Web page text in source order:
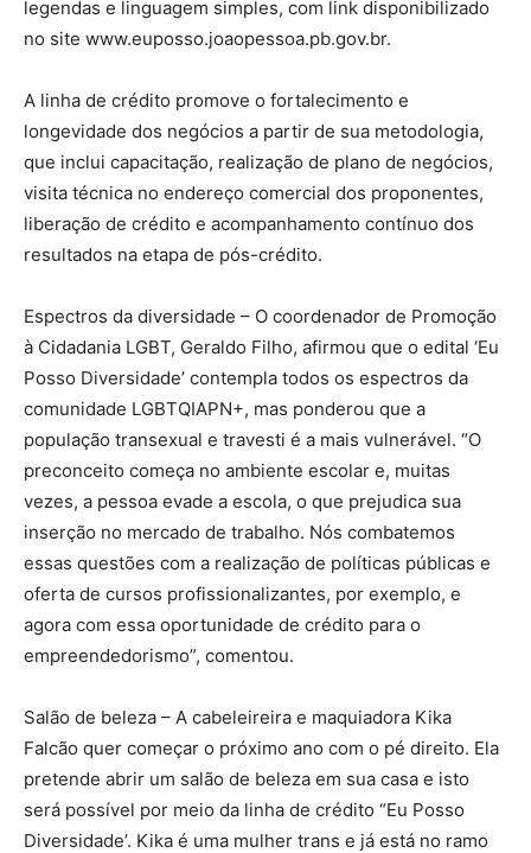
legendas e linguagem simples, com link disponibilizado
no site www.euposso.joaopessoa.pb.gov.br.
A linha de crédito promove o fortalecimento e
longevidade dos negócios a partir de sua metodologia,
que inclui capacitação, realização de plano de negócios,
visita técnica no endereço comercial dos proponentes,
liberação de crédito e acompanhamento contínuo dos
resultados na etapa de pós-crédito.
Espectros da diversidade – O coordenador de Promoção
à Cidadania LGBT, Geraldo Filho, afirmou que o edital ‘Eu
Posso Diversidade’ contempla todos os espectros da
comunidade LGBTQIAPN+, mas ponderou que a
população transexual e travesti é a mais vulnerável. “O
preconceito começa no ambiente escolar e, muitas
vezes, a pessoa evade a escola, o que prejudica sua
inserção no mercado de trabalho. Nós combatemos
essas questões com a realização de políticas públicas e
oferta de cursos profissionalizantes, por exemplo, e
agora com essa oportunidade de crédito para o
empreendedorismo”, comentou.
Salão de beleza – A cabeleireira e maquiadora Kika
Falcão quer começar o próximo ano com o pé direito. Ela
pretende abrir um salão de beleza em sua casa e isto
será possível por meio da linha de crédito “Eu Posso
Diversidade’. Kika é uma mulher trans e já está no ramo